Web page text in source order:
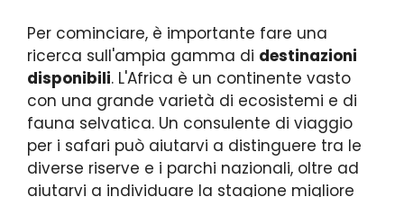
Per cominciare, è importante fare una
ricerca sull'ampia gamma di destinazioni
disponibili. L'Africa è un continente vasto
con una grande varietà di ecosistemi e di
fauna selvatica. Un consulente di viaggio
per i safari può aiutarvi a distinguere tra le
diverse riserve e i parchi nazionali, oltre ad
aiutarvi a individuare la stagione migliore